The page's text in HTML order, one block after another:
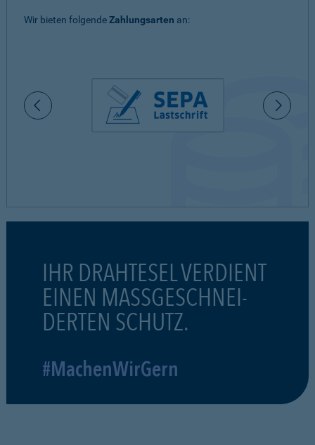
Wir bieten folgendeZahlungsarten an:
IHR DRAHTESEL VERDIENT
EINEN MASSGESCHNEI-
DERTEN SCHUTZ.
#MachenWirGern